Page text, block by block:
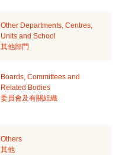
Other Departments, Centres,
Units and School
其他部門
Boards, Committees and
Related Bodies
委員會及有關組織
Others
其他